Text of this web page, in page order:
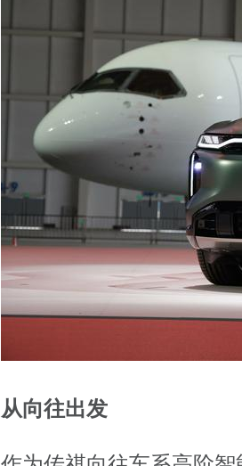
从向往出发